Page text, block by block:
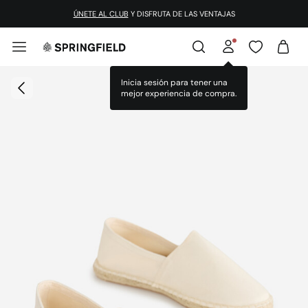
ÚNETE AL CLUB Y DISFRUTA DE LAS VENTAJAS
Inicia sesión para tener una
mejor experiencia de compra.